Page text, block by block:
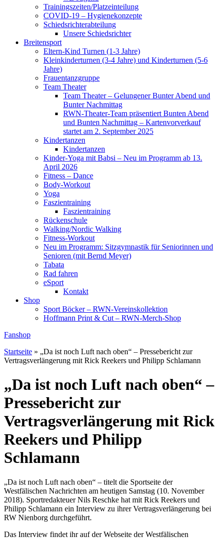
Trainingszeiten/Platzeinteilung
COVID-19 – Hygienekonzepte
Schiedsrichterabteilung
Unsere Schiedsrichter
Breitensport
Eltern-Kind Turnen (1-3 Jahre)
Kleinkinderturnen (3-4 Jahre) und Kinderturnen (5-6
Jahre)
Frauentanzgruppe
Team Theater
Team Theater – Gelungener Bunter Abend und
Bunter Nachmittag
RWN-Theater-Team präsentiert Bunten Abend
und Bunten Nachmittag – Kartenvorverkauf
startet am 2. September 2025
Kindertanzen
Kindertanzen
Kinder-Yoga mit Babsi – Neu im Programm ab 13.
April 2026
Fitness – Dance
Body-Workout
Yoga
Faszientraining
Faszientraining
Rückenschule
Walking/Nordic Walking
Fitness-Workout
Neu im Programm: Sitzgymnastik für Seniorinnen und
Senioren (mit Bernd Meyer)
Tabata
Rad fahren
eSport
Kontakt
Shop
Sport Böcker – RWN-Vereinskollektion
Hoffmann Print & Cut – RWN-Merch-Shop
Fanshop
Startseite » „Da ist noch Luft nach oben“ – Pressebericht zur
Vertragsverlängerung mit Rick Reekers und Philipp Schlamann
„Da ist noch Luft nach oben“ –
Pressebericht zur
Vertragsverlängerung mit Rick
Reekers und Philipp
Schlamann
„Da ist noch Luft nach oben“ – titelt die Sportseite der
Westfälischen Nachrichten am heutigen Samstag (10. November
2018). Sportredakteuer Nils Reschke hat mit Rick Reekers und
Philipp Schlamann ein Interview zu ihrer Vertragsverlängerung bei
RW Nienborg durchgeführt.
Das Interview findet ihr auf der Webseite der Westfälischen